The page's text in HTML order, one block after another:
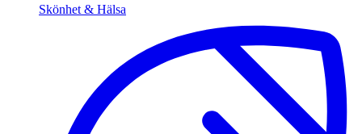
Skönhet & Hälsa